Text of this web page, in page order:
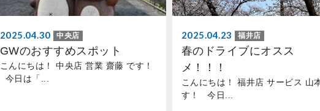
2025.04.30 中央店
GWのおすすめスポット
こんにちは！ 中央店 営業 齋藤 です！
今日は「...
2025.04.23 福井店
春のドライブにオスス
メ！！！
こんにちは！ 福井店 サービス 山
す！ 今日...